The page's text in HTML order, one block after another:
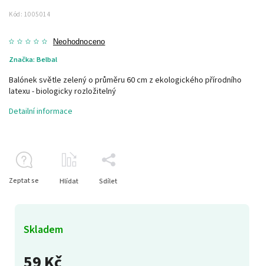
Kód: 1005014
Neohodnoceno
Značka: Belbal
Skladem
Balónek světle zelený o průměru 60 cm z ekologického přírodního
latexu - biologicky rozložitelný
Detailní informace
Zeptat se Hlídat Sdílet